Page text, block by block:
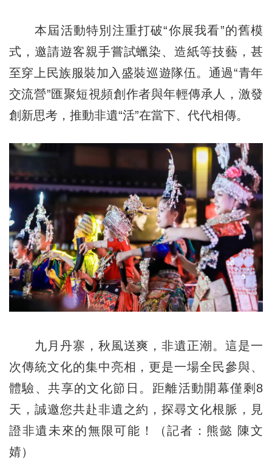
本屆活動特別注重打破“你展我看”的舊模
式，邀請遊客親手嘗試蠟染、造紙等技藝，甚
至穿上民族服裝加入盛裝巡遊隊伍。通過“青年
交流營”匯聚短視頻創作者與年輕傳承人，激發
創新思考，推動非遺“活”在當下、代代相傳。
九月丹寨，秋風送爽，非遺正潮。這是一
次傳統文化的集中亮相，更是一場全民參與、
體驗、共享的文化節日。距離活動開幕僅剩8
天，誠邀您共赴非遺之約，探尋文化根脈，見
證非遺未來的無限可能！（記者：熊懿 陳文
婧）